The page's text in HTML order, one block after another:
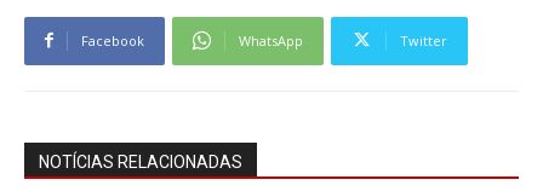
Facebook WhatsApp Twitter
NOTÍCIAS RELACIONADAS